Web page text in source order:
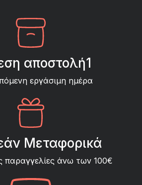
αποστολή1
εργάσιμη ημέρα
Μεταφορικά
παραγγελίες άνω των 100€